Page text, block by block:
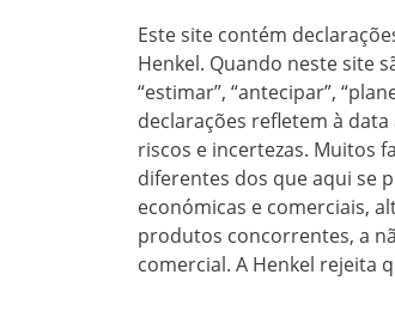
Este site contém
Henkel. Quando neste site
“estimar”, “antecipar”,
declarações refletem à
riscos e incertezas. Muitos
diferentes dos que aqui se
económicas e comerciais,
produtos concorrentes, a
comercial. A Henkel rejeita